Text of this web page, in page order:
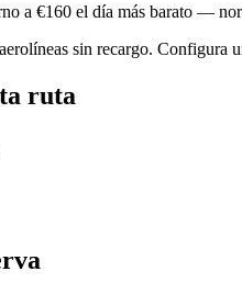
a €160 el día más barato —
sin recargo. Configura
ruta